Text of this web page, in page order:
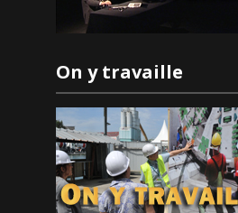
On y travaille